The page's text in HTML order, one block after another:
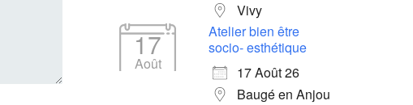
Vivy
17
Août
Atelier bien être
socio- esthétique
17 Août 26
Baugé en Anjou